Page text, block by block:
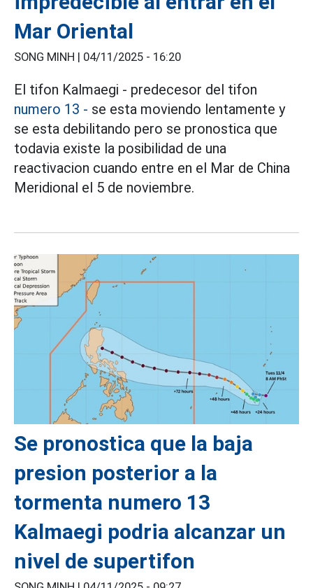
Mar Oriental
SONG MINH | 04/11/2025 - 16:20
El tifon Kalmaegi - predecesor del tifon
numero 13 - se esta moviendo lentamente y
se esta debilitando pero se pronostica que
todavia existe la posibilidad de una
reactivacion cuando entre en el Mar de China
Meridional el 5 de noviembre.
Se pronostica que la baja
presion posterior a la
tormenta numero 13
Kalmaegi podria alcanzar un
nivel de supertifon